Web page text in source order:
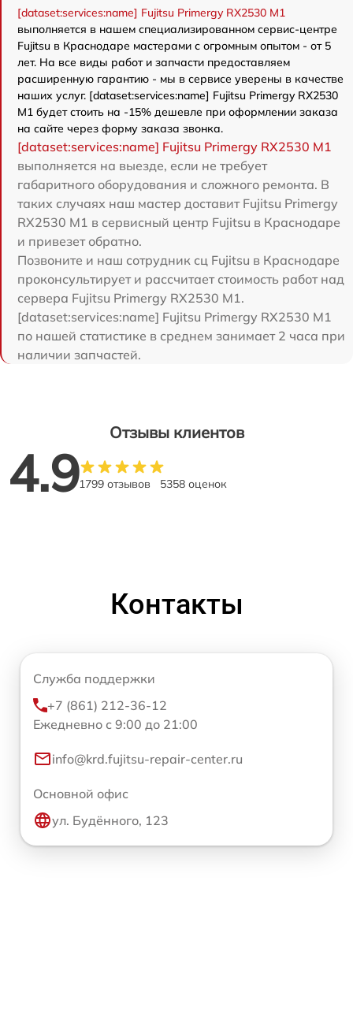
[dataset:services:name] Fujitsu Primergy RX2530 M1
выполняется в нашем специализированном сервис-центре
Fujitsu в Краснодаре мастерами с огромным опытом - от 5
лет. На все виды работ и запчасти предоставляем
расширенную гарантию - мы в сервисе уверены в качестве
наших услуг. [dataset:services:name] Fujitsu Primergy RX2530
M1 будет стоить на -15% дешевле при оформлении заказа
на сайте через форму заказа звонка.
[dataset:services:name] Fujitsu Primergy RX2530 M1
выполняется на выезде, если не требует
габаритного оборудования и сложного ремонта. В
таких случаях наш мастер доставит Fujitsu Primergy
RX2530 M1 в сервисный центр Fujitsu в Краснодаре
и привезет обратно.
Позвоните и наш сотрудник сц Fujitsu в Краснодаре
проконсультирует и рассчитает стоимость работ над
сервера Fujitsu Primergy RX2530 M1.
[dataset:services:name] Fujitsu Primergy RX2530 M1
по нашей статистике в среднем занимает 2 часа при
наличии запчастей.
Отзывы клиентов
4.91799 отзывов 5358 оценок
Контакты
Служба поддержки
+7 (861) 212-36-12
Ежедневно с 9:00 до 21:00
info@krd.fujitsu-repair-center.ru
Основной офис
ул. Будённого, 123